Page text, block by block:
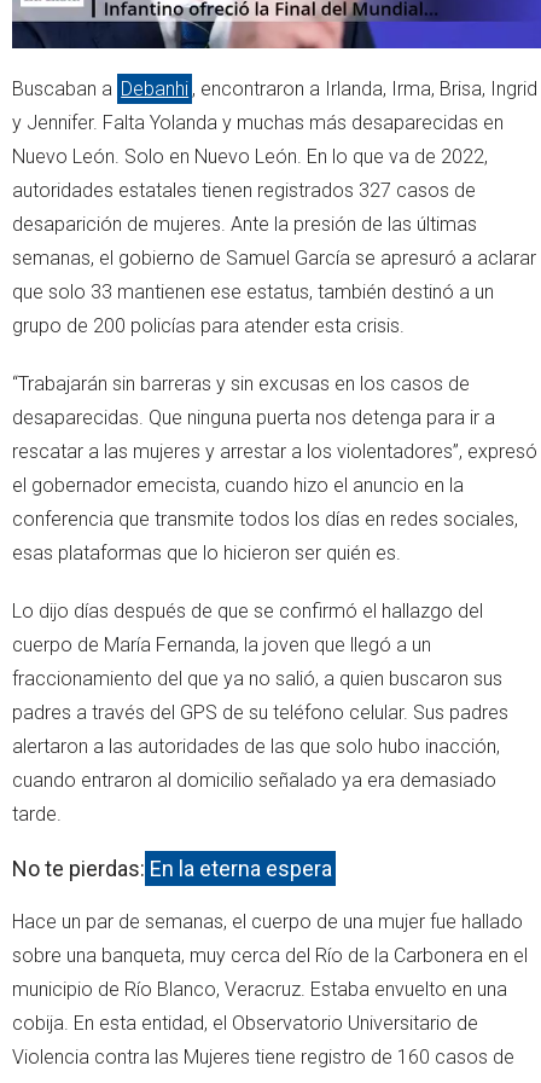
Buscaban a Debanhi , encontraron a Irlanda, Irma, Brisa, Ingrid
y Jennifer. Falta Yolanda y muchas más desaparecidas en
Nuevo León. Solo en Nuevo León. En lo que va de 2022,
autoridades estatales tienen registrados 327 casos de
desaparición de mujeres. Ante la presión de las últimas
semanas, el gobierno de Samuel García se apresuró a aclarar
que solo 33 mantienen ese estatus, también destinó a un
grupo de 200 policías para atender esta crisis.
“Trabajarán sin barreras y sin excusas en los casos de
desaparecidas. Que ninguna puerta nos detenga para ir a
rescatar a las mujeres y arrestar a los violentadores”, expresó
el gobernador emecista, cuando hizo el anuncio en la
conferencia que transmite todos los días en redes sociales,
esas plataformas que lo hicieron ser quién es.
Lo dijo días después de que se confirmó el hallazgo del
cuerpo de María Fernanda, la joven que llegó a un
fraccionamiento del que ya no salió, a quien buscaron sus
padres a través del GPS de su teléfono celular. Sus padres
alertaron a las autoridades de las que solo hubo inacción,
cuando entraron al domicilio señalado ya era demasiado
tarde.
No te pierdas: En la eterna espera
Hace un par de semanas, el cuerpo de una mujer fue hallado
sobre una banqueta, muy cerca del Río de la Carbonera en el
municipio de Río Blanco, Veracruz. Estaba envuelto en una
cobija. En esta entidad, el Observatorio Universitario de
Violencia contra las Mujeres tiene registro de 160 casos de